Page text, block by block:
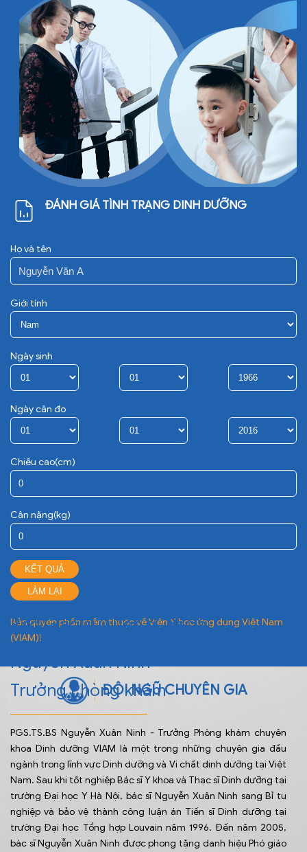
Trọn gói thai kỳ
ĐÁNH GIÁ TÌNH TRẠNG DINH DƯỠNG
Họ và tên
Giới tính
Ngày sinh
Ngày cân đo
Chiều cao(cm)
Cân nặng(kg)
KẾT QUẢ
Bản quyền phần mềm thuộc về Viện Y học ứng dụng Việt Nam
(VIAM)!
ĐỘI NGŨ CHUYÊN GIA
Phó Giáo sư, Tiến sĩ, Bác sĩ
Nguyễn Xuân Ninh
Trưởng Phòng khám
PGS.TS.BS Nguyễn Xuân Ninh - Trưởng Phòng khám chuyên
khoa Dinh dưỡng VIAM là một trong những chuyên gia đầu
ngành trong lĩnh vực Dinh dưỡng và Vi chất dinh dưỡng tại Việt
Nam. Sau khi tốt nghiệp Bác sĩ Y khoa và Thạc sĩ Dinh dưỡng tại
trường Đại học Y Hà Nội, bác sĩ Nguyễn Xuân Ninh sang Bỉ tu
nghiệp và bảo vệ thành công luận án Tiến sĩ Dinh dưỡng tại
trường Đại học Tổng hợp Louvain năm 1996. Đến năm 2005,
bác sĩ Nguyễn Xuân Ninh được phong tặng danh hiệu Phó giáo